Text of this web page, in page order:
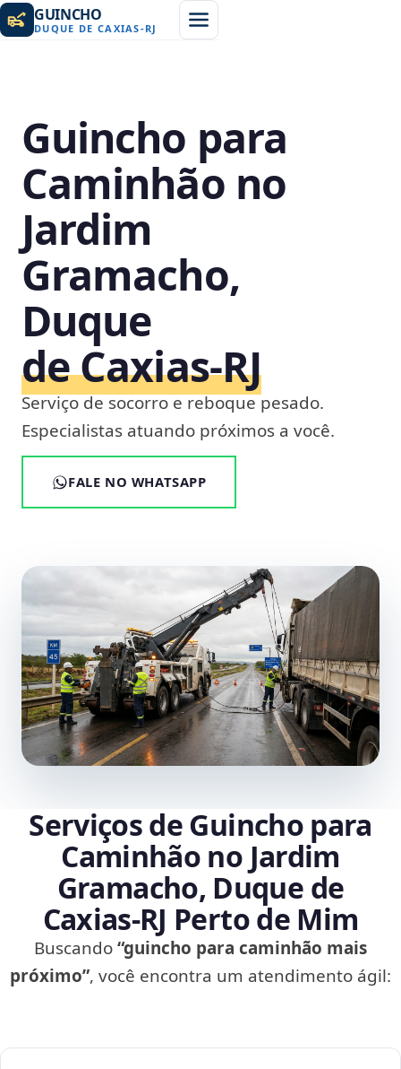
GUINCHO
DUQUE DE CAXIAS-RJ
Guincho para
Caminhão no
Jardim
Gramacho,
Duque
de Caxias‑RJ
Serviço de socorro e reboque pesado.
Especialistas atuando próximos a você.
FALE NO WHATSAPP
Serviços de Guincho para
Caminhão no Jardim
Gramacho, Duque de
Caxias‑RJ Perto de Mim
Buscando“guincho para caminhão mais
próximo”, você encontra um atendimento ágil: